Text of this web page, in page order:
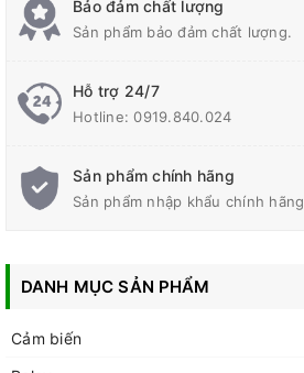
Bảo đảm chất lượng
Sản phẩm bảo đảm chất lượng.
Hỗ trợ 24/7
Hotline:0919.840.024
Sản phẩm chính hãng
Sản phẩm nhập khẩu chính hãng
DANH MỤC SẢN PHẨM
Cảm biến